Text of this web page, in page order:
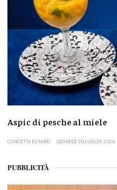
Aspic di pesche al miele
CONCETTA DONATO GIOVEDÌ 30 LUGLIO 2026
PUBBLICITÀ